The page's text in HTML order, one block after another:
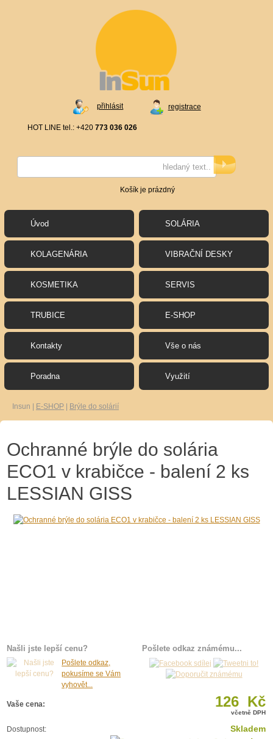
registrace
přihlásit
HOT LINE tel.: +420 773 036 026
Košík je prázdný
Úvod SOLÁRIA
KOLAGENÁRIA VIBRAČNÍ DESKY
KOSMETIKA SERVIS
TRUBICE E-SHOP
Kontakty Vše o nás
Poradna Využití
Insun E-SHOP Brýle do solárií
Ochranné brýle do solária
ECO1 v krabičce - balení 2 ks
LESSIAN GISS
Našli jste lepší cenu?
Pošlete odkaz,
pokusíme se Vám
vyhovět...
Pošlete odkaz známému...
Vaše cena: 126 Kč
včetně DPH
Dostupnost: Skladem